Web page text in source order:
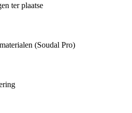
ter plaatse
(Soudal Pro)